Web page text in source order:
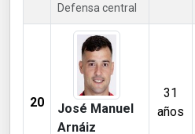
Defensa central
20
José Manuel
Arnáiz
31
años